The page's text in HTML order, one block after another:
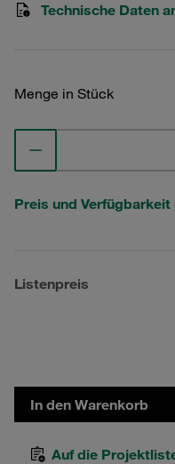
Technische Daten
Menge in Stück
Preis und Verfügbarkeit
Listenpreis
In den Warenkorb
Auf die